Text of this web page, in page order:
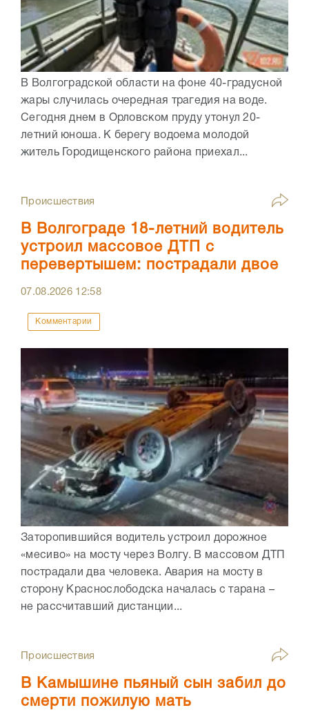
В Волгоградской области на фоне 40-градусной
жары случилась очередная трагедия на воде.
Сегодня днем в Орловском пруду утонул 20-
летний юноша. К берегу водоема молодой
житель Городищенского района приехал...
Происшествия
В Волгограде 18-летний водитель
устроил массовое ДТП с
перевертышем: пострадали двое
07.08.2026 12:58
Комментарии
Заторопившийся водитель устроил дорожное
«месиво» на мосту через Волгу. В массовом ДТП
пострадали два человека. Авария на мосту в
сторону Краснослободска началась с тарана –
не рассчитавший дистанции...
Происшествия
В Камышине пьяный сын забил до
смерти пожилую мать